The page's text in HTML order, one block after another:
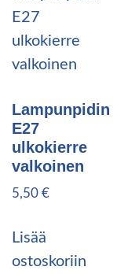
Lampunpidin
E27
ulkokierre
valkoinen
5,50 €
Lisää
ostoskoriin